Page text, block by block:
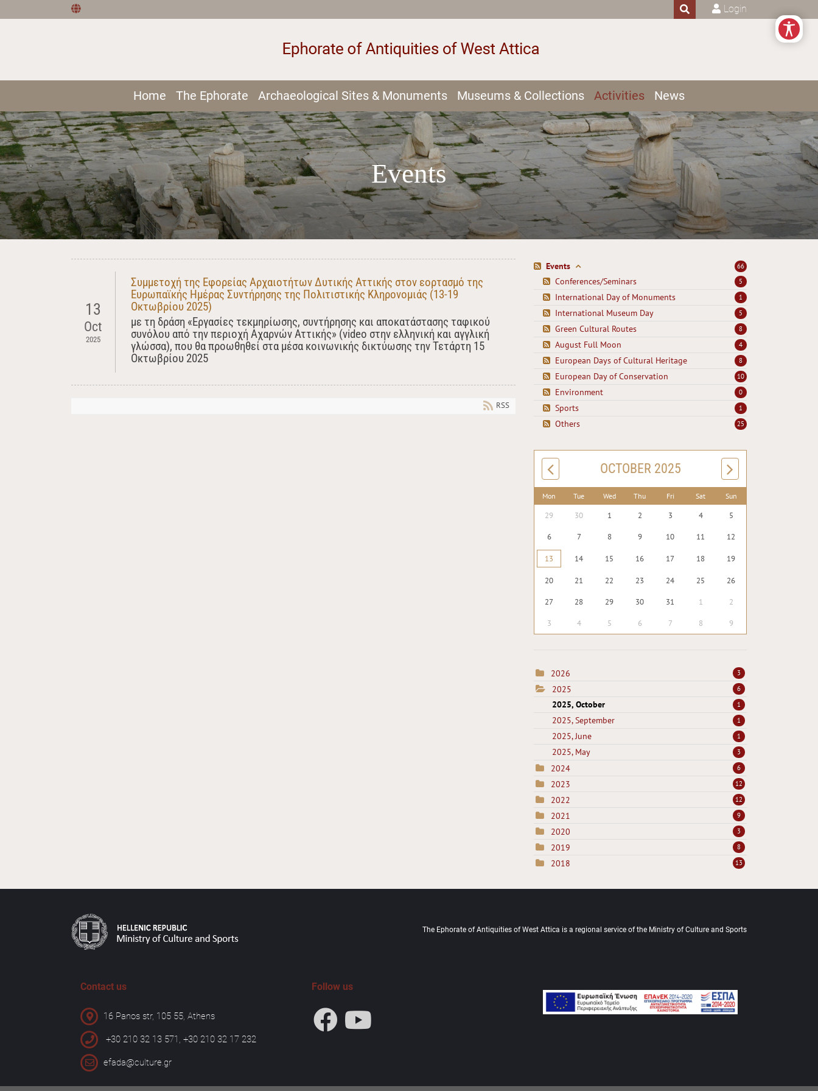
Login
Home The Ephorate Archaeological Sites & Monuments Museums & Collections Activities News
Events
13
Oct
2025
Συμμετοχή της Εφορείας Αρχαιοτήτων Δυτικής Αττικής στον εορτασμό της
Ευρωπαϊκής Ημέρας Συντήρησης της Πολιτιστικής Κληρονομιάς (13-19
Οκτωβρίου 2025)
με τη δράση «Εργασίες τεκμηρίωσης, συντήρησης και αποκατάστασης ταφικού
συνόλου από την περιοχή Αχαρνών Αττικής» (video στην ελληνική και αγγλική
γλώσσα), που θα προωθηθεί στα μέσα κοινωνικής δικτύωσης την Τετάρτη 15
Οκτωβρίου 2025
RSS
66
Events
5
Conferences/Seminars
1
International Day of Monuments
5
International Museum Day
8
Green Cultural Routes
4
August Full Moon
8
European Days of Cultural Heritage
10
European Day of Conservation
0
Environment
1
Sports
25
Others
OCTOBER 2025
Mon Tue Wed Thu Fri Sat Sun
29 30 1 2 3 4 5
6 7 8 9 10 11 12
13 14 15 16 17 18 19
20 21 22 23 24 25 26
27 28 29 30 31 1 2
3 4 5 6 7 8 9
2026 3
2025 6
2025, October 1
2025, September 1
2025, June 1
2025, May 3
2024 6
2023 12
2022 12
2021 9
2020 3
2019 8
2018 13
The Ephorate of Antiquities of West Attica is a regional service of the Ministry of Culture and Sports
Contact us
16 Panos str, 105 55, Athens
+30 210 32 13 571, +30 210 32 17 232
efada@culture.gr
Follow us